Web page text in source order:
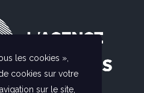
les cookies »,
cookies sur votre
sur le site,